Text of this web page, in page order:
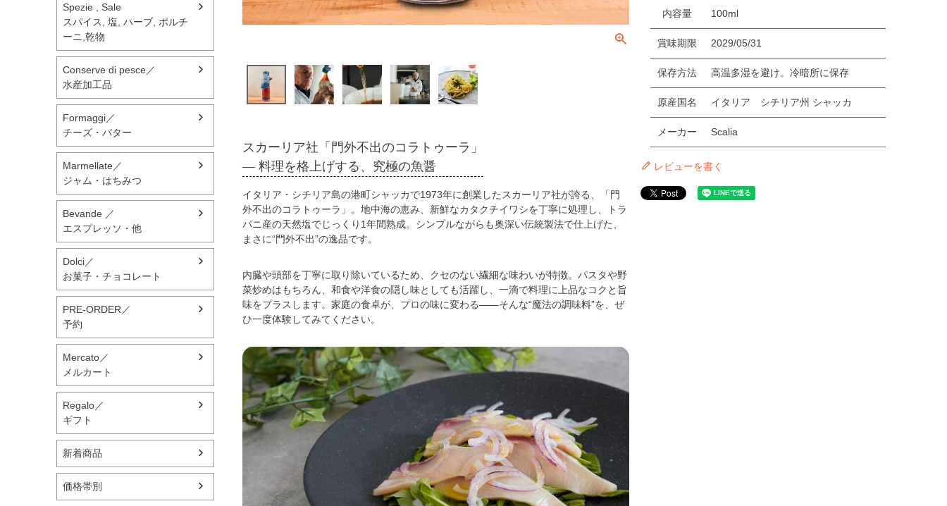
Spezie , Sale
スパイス, 塩, ハーブ, ポルチ
ーニ,乾物
Conserve di pesce／
水産加工品
Formaggi／
チーズ・バター
Marmellate／
ジャム・はちみつ
Bevande ／
エスプレッソ・他
Dolci／
お菓子・チョコレート
PRE-ORDER／
予約
Mercato／
メルカート
Regalo／
ギフト
新着商品
価格帯別
スカーリア社「門外不出のコラトゥーラ」
— 料理を格上げする、究極の魚醤
イタリア・シチリア島の港町シャッカで1973年に創業したスカーリア社が誇る、「門
外不出のコラトゥーラ」。地中海の恵み、新鮮なカタクチイワシを丁寧に処理し、トラ
パニ産の天然塩でじっくり1年間熟成。シンプルながらも奥深い伝統製法で仕上げた、
まさに“門外不出”の逸品です。
内臓や頭部を丁寧に取り除いているため、クセのない繊細な味わいが特徴。パスタや野
菜炒めはもちろん、和食や洋食の隠し味としても活躍し、一滴で料理に上品なコクと旨
味をプラスします。家庭の食卓が、プロの味に変わる――そんな“魔法の調味料”を、ぜ
ひ一度体験してみてください。
内容量 100ml
賞味期限 2029/05/31
保存方法 高温多湿を避け。冷暗所に保存
原産国名 イタリア シチリア州 シャッカ
メーカー Scalia
レビューを書く